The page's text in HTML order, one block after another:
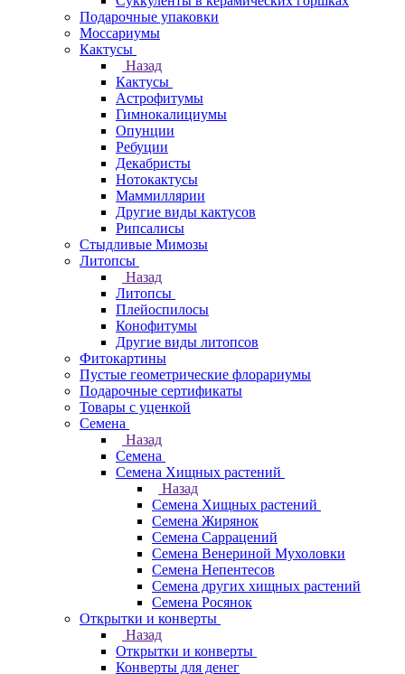
Подарочные упаковки
Моссариумы
Кактусы
Назад
Кактусы
Астрофитумы
Гимнокалициумы
Опунции
Ребуции
Декабристы
Нотокактусы
Маммиллярии
Другие виды кактусов
Рипсалисы
Стыдливые Мимозы
Литопсы
Назад
Литопсы
Плейоспилосы
Конофитумы
Другие виды литопсов
Фитокартины
Пустые геометрические флорариумы
Подарочные сертификаты
Товары с уценкой
Семена
Назад
Семена
Семена Хищных растений
Назад
Семена Хищных растений
Семена Жирянок
Семена Саррацений
Семена Венериной Мухоловки
Семена Непентесов
Семена других хищных растений
Семена Росянок
Открытки и конверты
Назад
Открытки и конверты
Конверты для денег